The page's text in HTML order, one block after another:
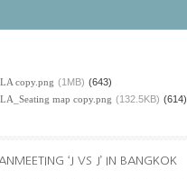
copy.png (1MB) (643)
map copy.png (132.5KB) (614)
‘J VS J’ IN BANGKOK